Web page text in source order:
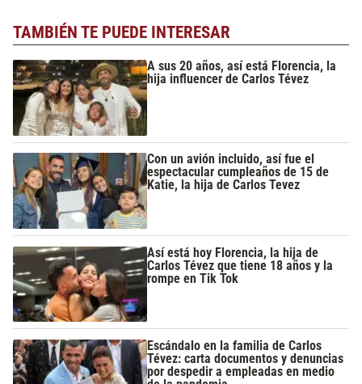
TAMBIÉN TE PUEDE INTERESAR
A sus 20 años, así está Florencia, la
hija influencer de Carlos Tévez
Con un avión incluido, así fue el
espectacular cumpleaños de 15 de
Katie, la hija de Carlos Tevez
Así está hoy Florencia, la hija de
Carlos Tévez que tiene 18 años y la
rompe en Tik Tok
Escándalo en la familia de Carlos
Tévez: carta documentos y denuncias
por despedir a empleadas en medio